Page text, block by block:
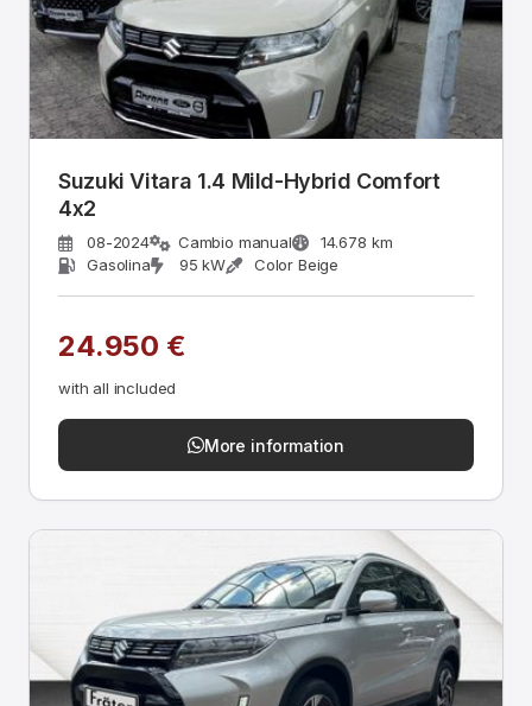
Suzuki Vitara 1.4 Mild-Hybrid Comfort
4x2
08-2024 Cambio manual
14.678 km
Gasolina
95 kW Color Beige
24.950 €
with all included
More information